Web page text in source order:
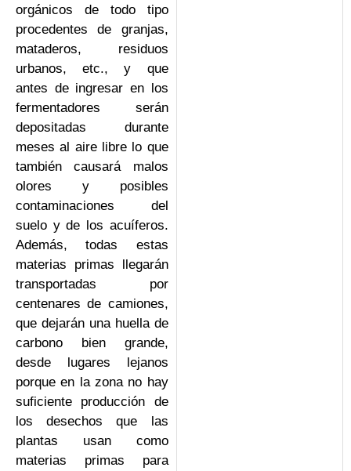
orgánicos de todo tipo
procedentes de granjas,
mataderos, residuos
urbanos, etc., y que
antes de ingresar en los
fermentadores serán
depositadas durante
meses al aire libre lo que
también causará malos
olores y posibles
contaminaciones del
suelo y de los acuíferos.
Además, todas estas
materias primas llegarán
transportadas por
centenares de camiones,
que dejarán una huella de
carbono bien grande,
desde lugares lejanos
porque en la zona no hay
suficiente producción de
los desechos que las
plantas usan como
materias primas para